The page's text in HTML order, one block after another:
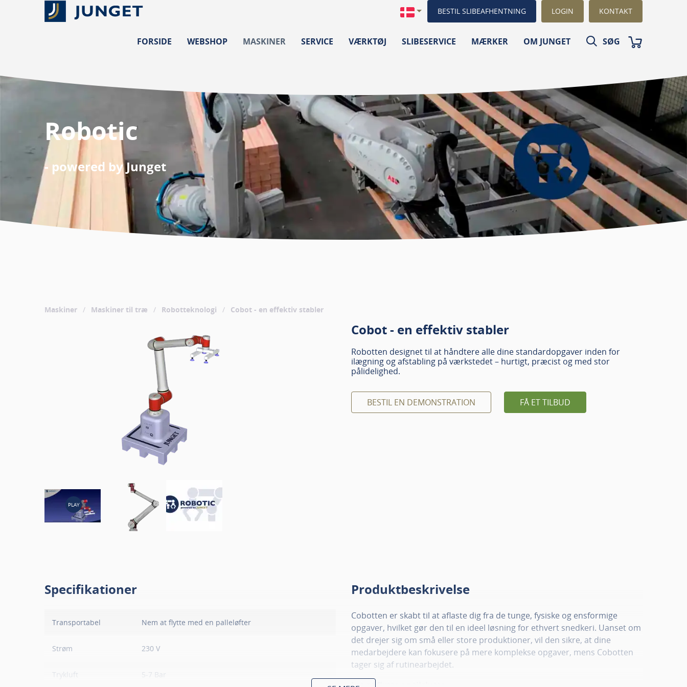
BESTIL SLIBEAFHENTNING LOGIN KONTAKT
FORSIDE WEBSHOP MASKINER SERVICE VÆRKTØJ SLIBESERVICE MÆRKER OM JUNGET SØG
Robotic
- powered by Junget
Maskiner / Maskiner til træ / Robotteknologi / Cobot - en effektiv stabler
PLAY
Cobot - en effektiv stabler
Robotten designet til at håndtere alle dine standardopgaver inden for
ilægning og afstabling på værkstedet – hurtigt, præcist og med stor
pålidelighed.
BESTIL EN DEMONSTRATION FÅ ET TILBUD
Specifikationer
Transportabel Nem at flytte med en palleløfter
Strøm 230 V
Trykluft 5-7 Bar
Produktbeskrivelse
Cobotten er skabt til at aflaste dig fra de tunge, fysiske og ensformige
opgaver, hvilket gør den til en ideel løsning for ethvert snedkeri. Uanset om
det drejer sig om små eller store produktioner, vil den sikre, at dine
medarbejdere kan fokusere på mere komplekse opgaver, mens Cobotten
tager sig af rutinearbejdet.